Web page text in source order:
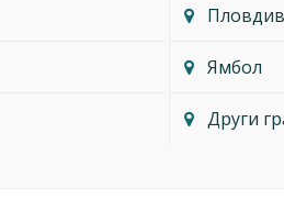
Пловдив
Ямбол
Други